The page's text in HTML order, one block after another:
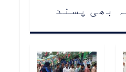
بھی پسند